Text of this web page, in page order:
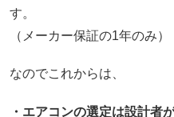
す。
（メーカー保証の1年のみ）
なのでこれからは、
・エアコンの選定は設計者